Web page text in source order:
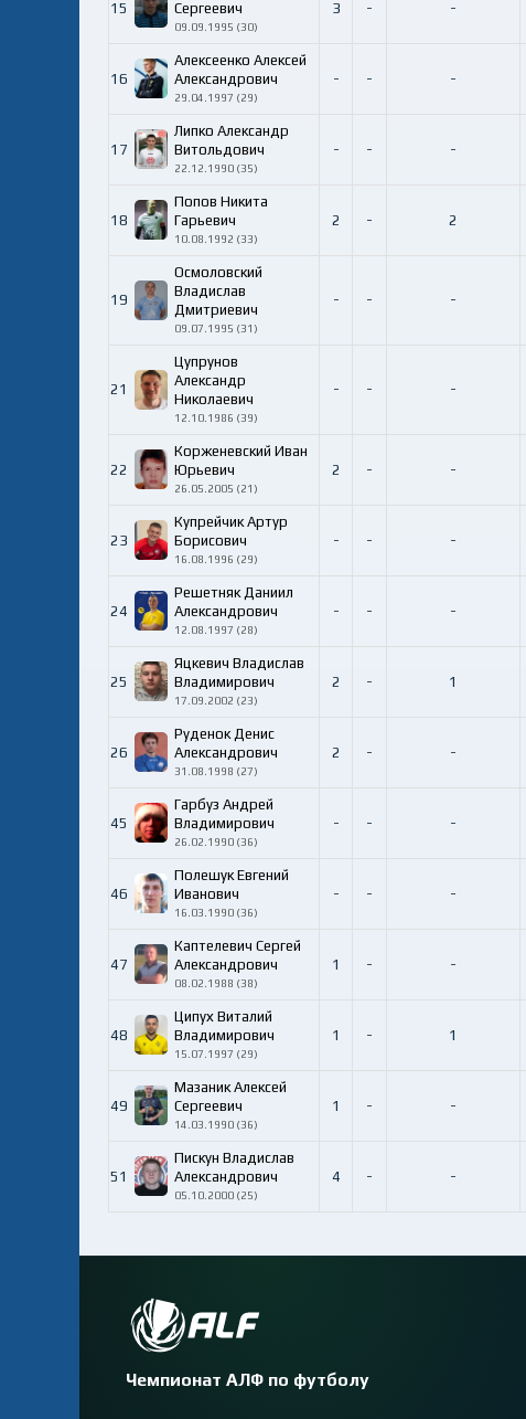
15
Сергеевич
09.09.1995 (30)
3 - -
16
Алексеенко Алексей
Александрович
29.04.1997 (29)
- - -
17
Липко Александр
Витольдович
22.12.1990 (35)
- - -
18
Попов Никита
Гарьевич
10.08.1992 (33)
2 - 2
19
Осмоловский
Владислав
Дмитриевич
09.07.1995 (31)
- - -
21
Цупрунов
Александр
Николаевич
12.10.1986 (39)
- - -
22
Корженевский Иван
Юрьевич
26.05.2005 (21)
2 - -
23
Купрейчик Артур
Борисович
16.08.1996 (29)
- - -
24
Решетняк Даниил
Александрович
12.08.1997 (28)
- - -
25
Яцкевич Владислав
Владимирович
17.09.2002 (23)
2 - 1
26
Руденок Денис
Александрович
31.08.1998 (27)
2 - -
45
Гарбуз Андрей
Владимирович
26.02.1990 (36)
- - -
46
Полешук Евгений
Иванович
16.03.1990 (36)
- - -
47
Каптелевич Сергей
Александрович
08.02.1988 (38)
1 - -
48
Ципух Виталий
Владимирович
15.07.1997 (29)
1 - 1
49
Мазаник Алексей
Сергеевич
14.03.1990 (36)
1 - -
51
Пискун Владислав
Александрович
05.10.2000 (25)
4 - -
Чемпионат АЛФ по футболу